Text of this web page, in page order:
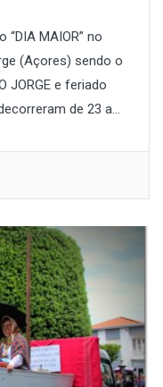
MAIOR” no
(Açores) sendo o
JORGE e feriado
de 23 a...